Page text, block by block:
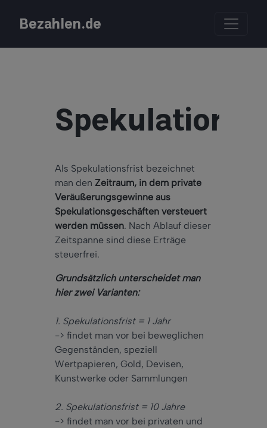
Bezahlen.de
Als Spekulationsfrist bezeichnet
man den Zeitraum, in dem private
Veräußerungsgewinne aus
Spekulationsgeschäften versteuert
werden müssen. Nach Ablauf dieser
Zeitspanne sind diese Erträge
steuerfrei.
Grundsätzlich unterscheidet man
hier zwei Varianten:
1. Spekulationsfrist = 1 Jahr
-> findet man vor bei beweglichen
Gegenständen, speziell
Wertpapieren, Gold, Devisen,
Kunstwerke oder Sammlungen
2. Spekulationsfrist = 10 Jahre
-> findet man vor bei privaten und